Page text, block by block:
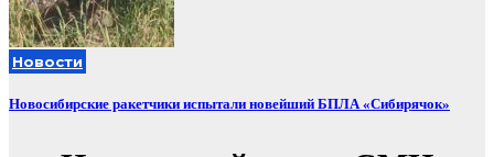
Новости
Новосибирские ракетчики испытали новейший БПЛА «Сибирячок»